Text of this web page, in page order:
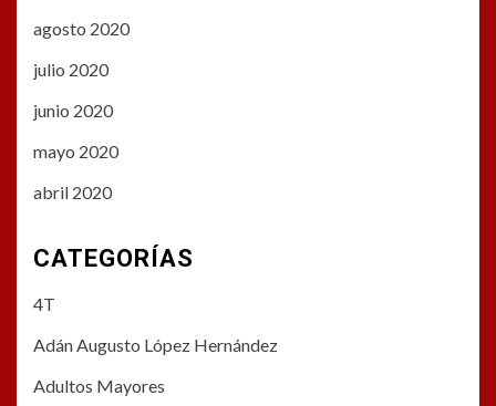
agosto 2020
julio 2020
junio 2020
mayo 2020
abril 2020
CATEGORÍAS
4T
Adán Augusto López Hernández
Adultos Mayores